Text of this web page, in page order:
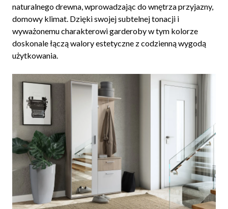
naturalnego drewna, wprowadzając do wnętrza przyjazny,
domowy klimat. Dzięki swojej subtelnej tonacji i
wyważonemu charakterowi garderoby w tym kolorze
doskonale łączą walory estetyczne z codzienną wygodą
użytkowania.